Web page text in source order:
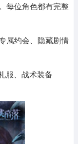
每位角色都有完整
属约会、隐藏剧情
服、战术装备